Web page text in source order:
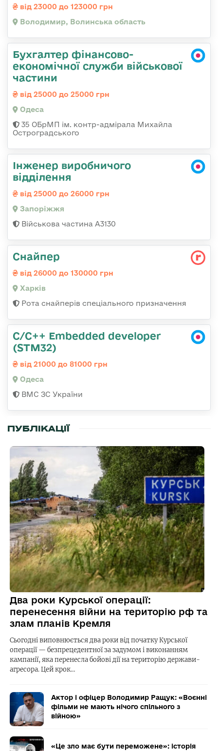
від 23000 до 123000 грн
Володимир, Волинська область
Бухгалтер фінансово-
економічної служби військової
частини
від 25000 до 25000 грн
Одеса
35 ОБрМП ім. контр-адмірала Михайла
Остроградського
Інженер виробничого
відділення
від 25000 до 26000 грн
Запоріжжя
Військова частина А3130
Снайпер
від 26000 до 130000 грн
Харків
Рота снайперів спеціального призначення
C/C++ Embedded developer
(STM32)
від 21000 до 81000 грн
Одеса
ВМС ЗС України
ПУБЛІКАЦІЇ
Два роки Курської операції:
перенесення війни на територію рф та
злам планів Кремля
Сьогодні виповнюється два роки від початку Курської
операції — безпрецедентної за задумом і виконанням
кампанії, яка перенесла бойові дії на територію держави-
агресора. Цей крок…
Актор і офіцер Володимир Ращук: «Воєнні
фільми не мають нічого спільного з
війною»
«Це зло має бути переможене»: історія